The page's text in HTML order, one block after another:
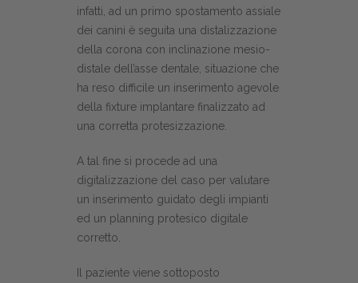
infatti, ad un primo spostamento assiale
dei canini è seguita una distalizzazione
della corona con inclinazione mesio-
distale dell’asse dentale, situazione che
ha reso difficile un inserimento agevole
della fixture implantare finalizzato ad
una corretta protesizzazione.
A tal fine si procede ad una
digitalizzazione del caso per valutare
un inserimento guidato degli impianti
ed un planning protesico digitale
corretto.
Il paziente viene sottoposto